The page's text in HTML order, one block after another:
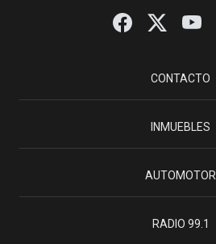
CONTACTO
INMUEBLES
AUTOMOTOR
RADIO 99.1